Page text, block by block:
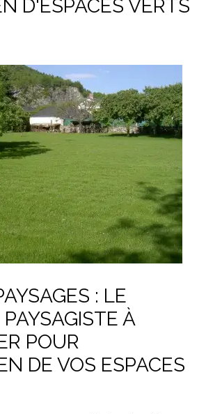
D'ESPACES VERTS
: LE
À
POUR
DE VOS ESPACES